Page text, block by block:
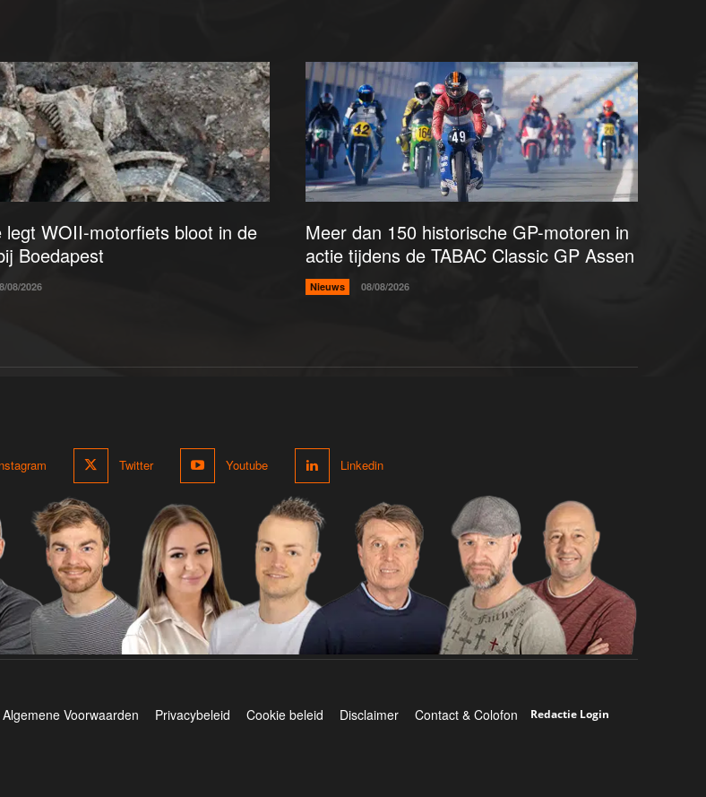
legt WOII-motorfiets bloot in de
Boedapest
08/2026
Meer dan 150 historische GP-motoren in
actie tijdens de TABAC Classic GP Assen
Nieuws 08/08/2026
Twitter Youtube Linkedin
Algemene Voorwaarden Privacybeleid Cookie beleid Disclaimer Contact & Colofon Redactie Login